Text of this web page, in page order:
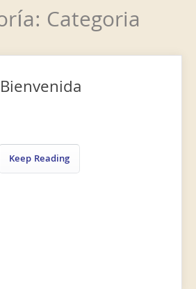
Categoria
Bienvenida
Keep Reading